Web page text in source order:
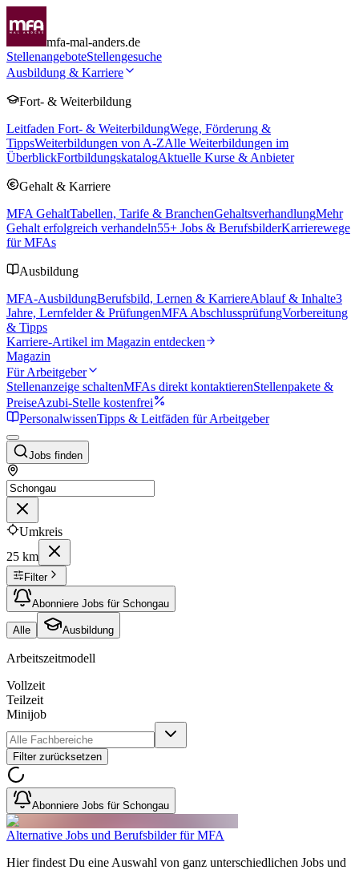
mfa-mal-anders.de
StellenangeboteStellengesuche
Ausbildung & Karriere
Fort- & Weiterbildung
Leitfaden Fort- & WeiterbildungWege, Förderung &
TippsWeiterbildungen von A-ZAlle Weiterbildungen im
ÜberblickFortbildungskatalogAktuelle Kurse & Anbieter
Gehalt & Karriere
MFA GehaltTabellen, Tarife & BranchenGehaltsverhandlungMehr
Gehalt erfolgreich verhandeln55+ Jobs & BerufsbilderKarrierewege
für MFAs
Ausbildung
MFA-AusbildungBerufsbild, Lernen & KarriereAblauf & Inhalte3
Jahre, Lernfelder & PrüfungenMFA AbschlussprüfungVorbereitung
& Tipps
Karriere-Artikel im Magazin entdecken
Magazin
Für Arbeitgeber
Stellenanzeige schaltenMFAs direkt kontaktierenStellenpakete &
PreiseAzubi-Stelle kostenfrei
PersonalwissenTipps & Leitfäden für Arbeitgeber
Jobs finden
Umkreis
25 km
Filter
Abonniere Jobs für Schongau
Alle Ausbildung
Arbeitszeitmodell
Vollzeit
Teilzeit
Minijob
Filter zurücksetzen
Abonniere Jobs für Schongau
Alternative Jobs und Berufsbilder für MFA
Hier findest Du eine Auswahl von ganz unterschiedlichen Jobs und